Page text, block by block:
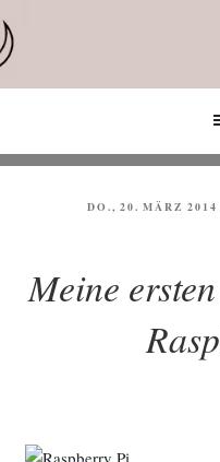
Inhalt
springen
VERÖFFENTLICHT
DO., 20. MÄRZ 2014
Meine